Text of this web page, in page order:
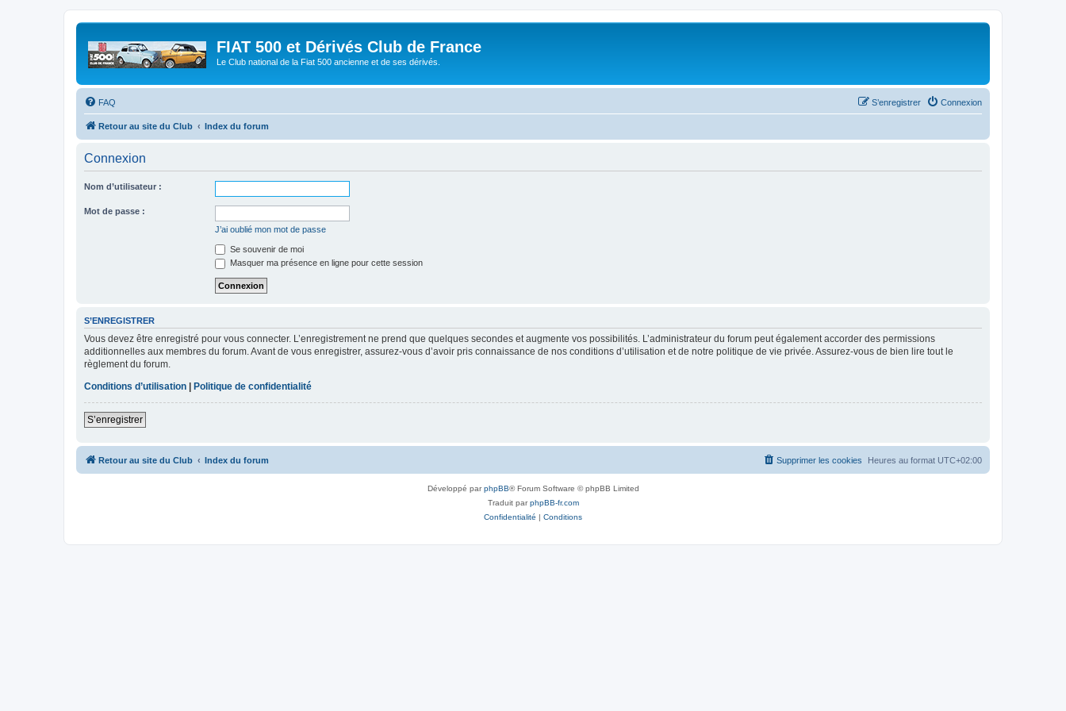
FIAT 500 et Dérivés Club de France
Le Club national de la Fiat 500 ancienne et de ses dérivés.
FAQ Connexion
S’enregistrer
Retour au site du Club Index du forum
Connexion
Nom d’utilisateur :
Mot de passe :
J’ai oublié mon mot de passe
Se souvenir de moi
Masquer ma présence en ligne pour cette session
S’ENREGISTRER
Vous devez être enregistré pour vous connecter. L’enregistrement ne prend que quelques secondes et augmente vos possibilités. L’administrateur du forum peut également accorder des permissions
additionnelles aux membres du forum. Avant de vous enregistrer, assurez-vous d’avoir pris connaissance de nos conditions d’utilisation et de notre politique de vie privée. Assurez-vous de bien lire tout le
règlement du forum.
Conditions d’utilisation
Politique de confidentialité
S’enregistrer
Retour au site du Club Index du forum Heures au format UTC+02:00
Supprimer les cookies
Développé parphpBB® Forum Software © phpBB Limited
Traduit parphpBB-fr.com
Confidentialité | Conditions